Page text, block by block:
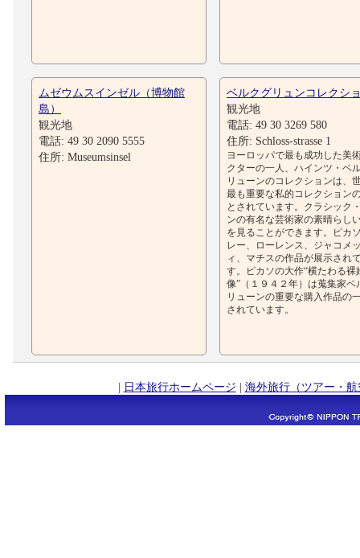
ムゼウムスインゼル（博物館
島）
観光地
電話: 49 30 2090 5555
住所: Museumsinsel
ベルクグリュンコレクシ
観光地
電話: 49 30 3269 580
住所: Schloss-strasse 1
ヨーロッパで最も成功した美
クターの一人、ハインツ・ベ
リューンのコレクションは、
最も重要な私的コレクション
とされています。クラシック
ンの有名な芸術家の素晴らし
を見ることができます。ピカ
レー、ローレンス、ジャコメ
ィ、マチスの作品が展示され
す。ピカソの大作“横たわる裸
像”（１９４２年）は蒐集家ベ
リューンの重要な購入作品の
されています。
| 日本旅行ホームページ | 海外旅行（ツアー・航